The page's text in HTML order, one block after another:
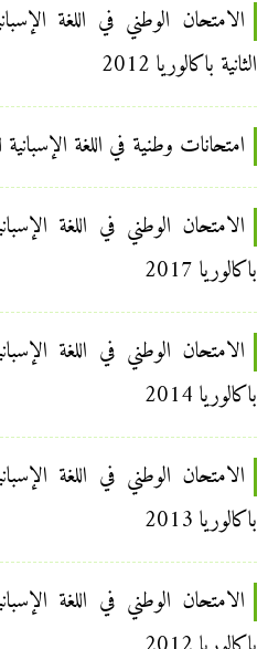
الامتحان الوطني في اللغة
الثانية باكالوريا 2012
امتحانات وطنية في اللغة الإسبانية
الامتحان الوطني في اللغة
باكالوريا 2017
الامتحان الوطني في اللغة
باكالوريا 2014
الامتحان الوطني في اللغة
باكالوريا 2013
الامتحان الوطني في اللغة